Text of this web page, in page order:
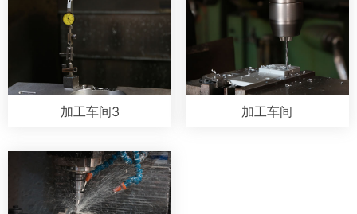
加工车间3 加工车间